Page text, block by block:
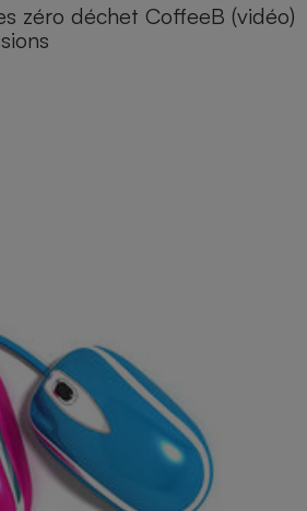
zéro déchet CoffeeB (vidéo)